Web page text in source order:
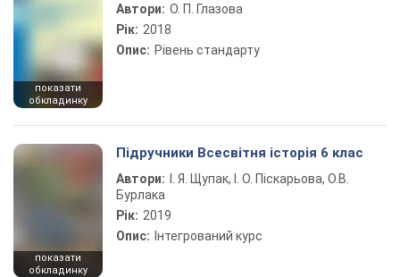
показати
обкладинку
Автори: О. П. Глазова
Рік: 2018
Опис: Рівень стандарту
показати
обкладинку
Підручники Всесвітня історія 6 клас
Автори:
І. Я. Щупак, І. О. Піскарьова, О.В.
Бурлака
Рік: 2019
Опис: Інтегрований курс